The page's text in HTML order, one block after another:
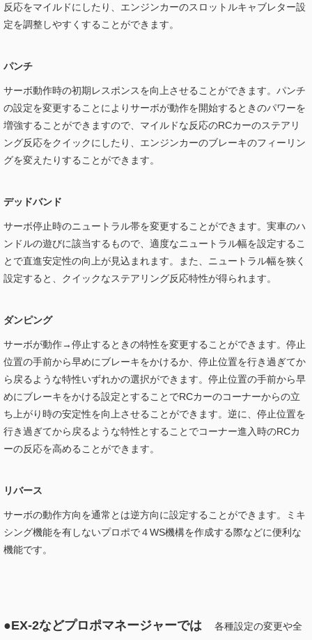
反応をマイルドにしたり、エンジンカーのスロットルキャブレター設
定を調整しやすくすることができます。
パンチ
サーボ動作時の初期レスポンスを向上させることができます。パンチ
の設定を変更することによりサーボが動作を開始するときのパワーを
増強することができますので、マイルドな反応のRCカーのステアリ
ング反応をクイックにしたり、エンジンカーのブレーキのフィーリン
グを変えたりすることができます。
デッドバンド
サーボ停止時のニュートラル帯を変更することができます。実車のハ
ンドルの遊びに該当するもので、適度なニュートラル幅を設定するこ
とで直進安定性の向上が見込まれます。また、ニュートラル幅を狭く
設定すると、クイックなステアリング反応特性が得られます。
ダンピング
サーボが動作→停止するときの特性を変更することができます。停止
位置の手前から早めにブレーキをかけるか、停止位置を行き過ぎてか
ら戻るような特性いずれかの選択ができます。停止位置の手前から早
めにブレーキをかける設定とすることでRCカーのコーナーからの立
ち上がり時の安定性を向上させることができます。逆に、停止位置を
行き過ぎてから戻るような特性とすることでコーナー進入時のRCカ
ーの反応を高めることができます。
リバース
サーボの動作方向を通常とは逆方向に設定することができます。ミキ
シング機能を有しないプロポで４WS機構を作成する際などに便利な
機能です。
●EX-2などプロポマネージャーでは
各種設定の変更や全